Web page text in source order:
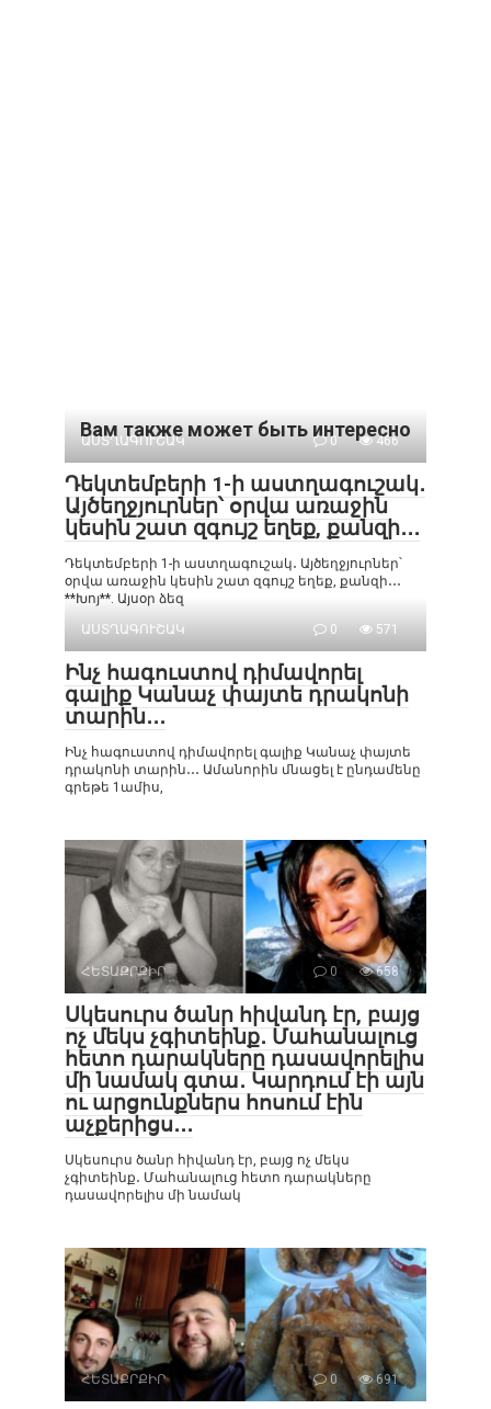
Вам также может быть интересно
ԱՍՏՂԱԳՈՒՇԱԿ 0 466
Դեկտեմբերի 1-ի աստղագուշակ․
Այծեղջյուրներ՝ օրվա առաջին
կեսին շատ զգույշ եղեք, քանզի․․․
Դեկտեմբերի 1-ի աստղագուշակ․ Այծեղջյուրներ՝
օրվա առաջին կեսին շատ զգույշ եղեք, քանզի․․․
**Խոյ**. Այսօր ձեզ
ԱՍՏՂԱԳՈՒՇԱԿ
0 571
Ինչ հագուստով դիմավորել
գալիք Կանաչ փայտե դրակոնի
տարին․․․
Ինչ հագուստով դիմավորել գալիք Կանաչ փայտե
դրակոնի տարին․․․ Ամանորին մնացել է ընդամենը
գրեթե 1ամիս,
ՀԵՏԱՔՐՔԻՐ 0 658
Սկեսուրս ծանր հիվանդ էր, բայց
ոչ մեկս չգիտեինք․ Մահանալուց
հետո դարակները դասավորելիս
մի նամակ գտա․ Կարդում էի այն
ու արցունքներս հոսում էին
աչքերիցս․․․
Սկեսուրս ծանր հիվանդ էր, բայց ոչ մեկս
չգիտեինք․ Մահանալուց հետո դարակները
դասավորելիս մի նամակ
ՀԵՏԱՔՐՔԻՐ 0 691